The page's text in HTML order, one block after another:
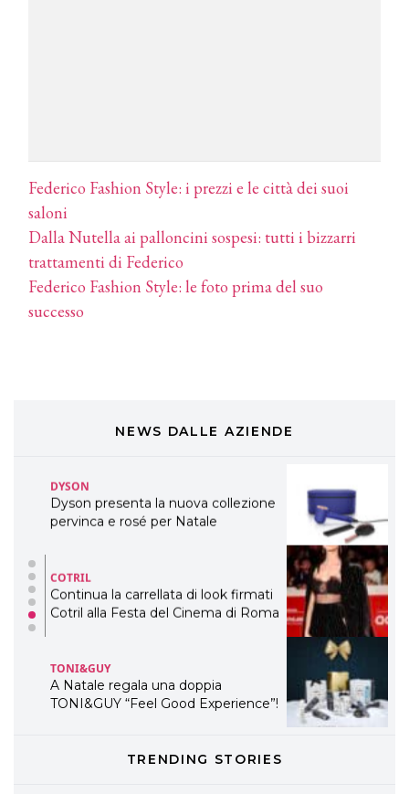
Federico Fashion Style: i prezzi e le città dei suoi
saloni
Dalla Nutella ai palloncini sospesi: tutti i bizzarri
trattamenti di Federico
Federico Fashion Style: le foto prima del suo
successo
NEWS DALLE AZIENDE
TONI&GUY “Feel Good Experience”!
TONI&GUY
LABEL.M lancia la sua innovativa ed
eco-sostenibile linea di prodotti
professionali
DAVINES
Davines presenta cofanetti beauty
WELLNESS CONGRESS 2022: I
DYSON
Dyson presenta la nuova collezione
pervinca e rosé per Natale
COTRIL
Continua la carrellata di look firmati
Cotril alla Festa del Cinema di Roma
TONI&GUY
A Natale regala una doppia
TONI&GUY “Feel Good Experience”!
LABEL.M lancia la sua innovativa ed
TRENDING STORIES